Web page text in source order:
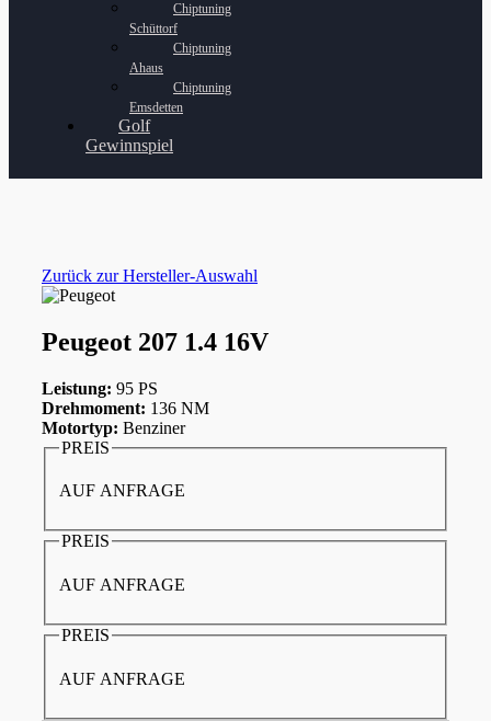
Chiptuning
Schüttorf
Chiptuning
Ahaus
Chiptuning
Emsdetten
Golf
Gewinnspiel
Zurück zur Hersteller-Auswahl
Peugeot 207 1.4 16V
Leistung: 95 PS
Drehmoment: 136 NM
Motortyp: Benziner
PREIS
AUF ANFRAGE
PREIS
AUF ANFRAGE
PREIS
AUF ANFRAGE